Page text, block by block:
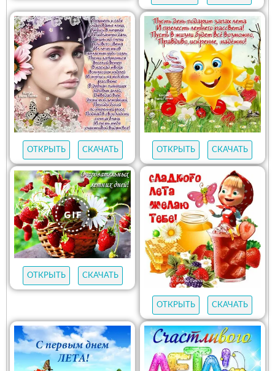
ОТКРЫТЬ СКАЧАТЬ ОТКРЫТЬ СКАЧАТЬ
ОТКРЫТЬ СКАЧАТЬ
ОТКРЫТЬ СКАЧАТЬ